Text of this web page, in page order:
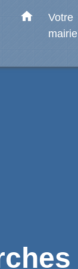
home
Votre
mairie